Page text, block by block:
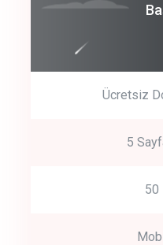
Ücretsiz
5
50